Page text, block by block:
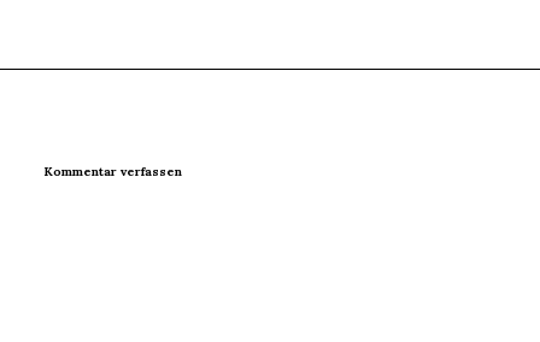
Kommentar verfassen